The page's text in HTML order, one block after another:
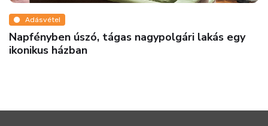
Adásvétel
Napfényben úszó, tágas nagypolgári lakás egy
ikonikus házban